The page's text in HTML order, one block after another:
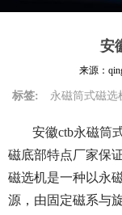
安
来源：
标签: 永磁筒式磁选
安徽ctb永磁筒
磁底部特点厂家保
磁选机是一种以永
源，由固定磁系与